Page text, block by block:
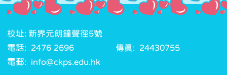
校址: 新界元朗鐘聲徑5號
電話: 2476 2696
傳真: 24430755
電郵: info@ckps.edu.hk